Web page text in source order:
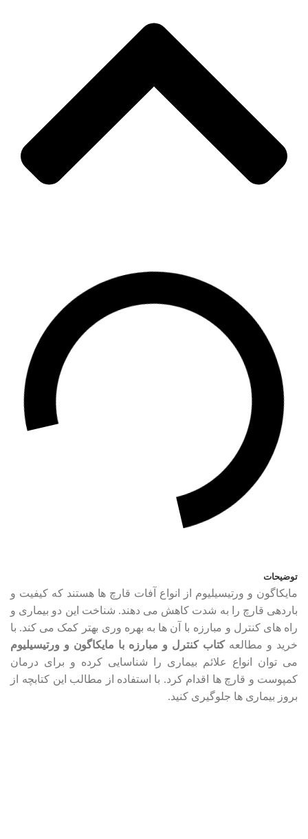
توضیحات
مایکاگون و ورتیسیلیوم از انواع آفات قارچ ها هستند که کیفیت و
باردهی قارچ را به شدت کاهش می دهند. شناخت این دو بیماری و
راه های کنترل و مبارزه با آن ها به بهره وری بهتر کمک می کند. با
خرید و مطالعه کتاب کنترل و مبارزه با مایکاگون و ورتیسیلیوم
می توان انواع علائم بیماری را شناسایی کرده و برای درمان
کمپوست و قارچ ها اقدام کرد. با استفاده از مطالب این کتابچه از
بروز بیماری ها جلوگیری کنید.